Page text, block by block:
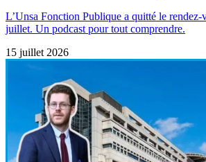
L’Unsa Fonction Publique a quitté le rendez-
juillet. Un podcast pour tout comprendre.
15 juillet 2026